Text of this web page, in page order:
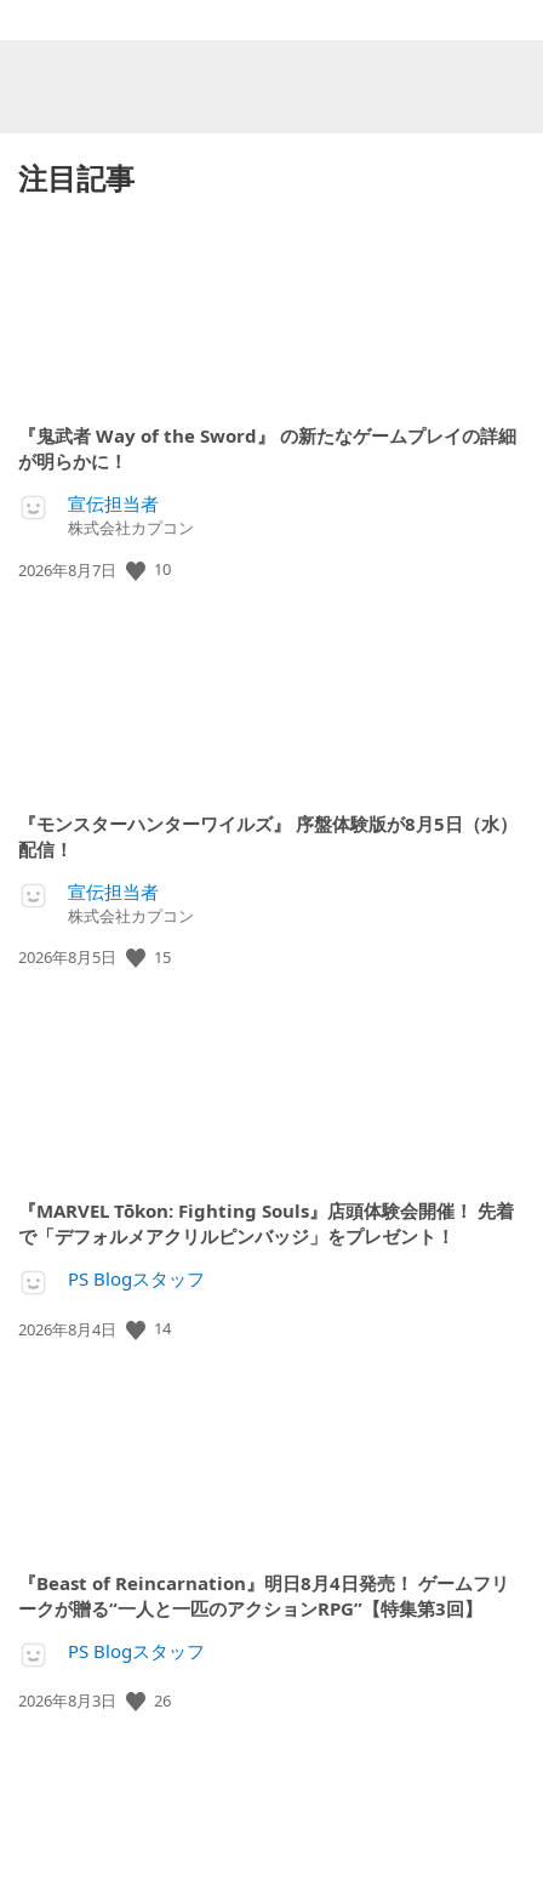
注目記事
『鬼武者 Way of the Sword』 の新たなゲームプレイの詳細
が明らかに！
宣伝担当者
株式会社カプコン
公
2026年8月7日 10
『モンスターハンターワイルズ』 序盤体験版が8月5日（水）
配信！
宣伝担当者
株式会社カプコン
公
2026年8月5日 15
『MARVEL Tōkon: Fighting Souls』店頭体験会開催！ 先着
で「デフォルメアクリルピンバッジ」をプレゼント！
PS Blogスタッフ
公
2026年8月4日 14
『Beast of Reincarnation』明日8月4日発売！ ゲームフリ
ークが贈る“一人と一匹のアクションRPG”【特集第3回】
PS Blogスタッフ
公
2026年8月3日 26